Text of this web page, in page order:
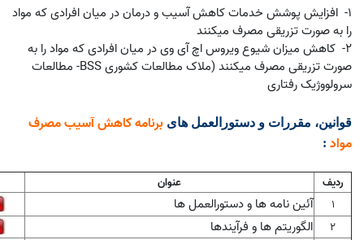
1- افزایش پوشش خدمات کاهش آسیب و درمان در میان افرادی که مواد
را به صورت تزریقی مصرف می­کنند
2- کاهش میزان شیوع ویروس اچ آی وی در میان افرادی که مواد را به
صورت تزریقی مصرف می­کنند (ملاک مطالعات کشوریBSS- مطالعات
سرولووژیک رفتاری
قوانین، مقررات و دستورالعمل های برنامه کاهش آسیب مصرف
مواد :
ردیف
عنوان
1
آئین نامه ها و دستورالعمل ها
2 الگوریتم ها و فرآیندها